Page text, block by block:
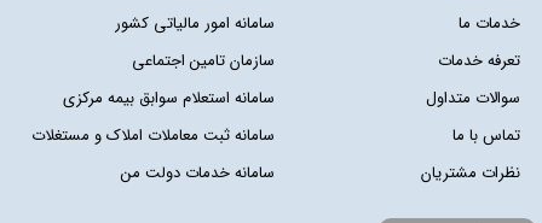
خدمات ما
تعرفه خدمات
سوالات متداول
تماس با ما
نظرات مشتریان
سامانه امور مالیاتی کشور
سازمان تامین اجتماعی
سامانه استعلام سوابق بیمه مرکزی
سامانه ثبت معاملات املاک و مستغلات
سامانه خدمات دولت من